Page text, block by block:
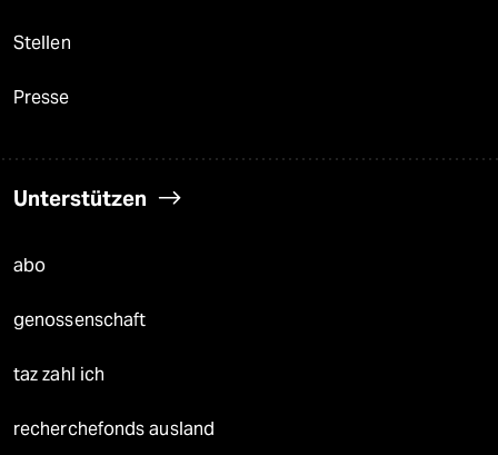
Stellen
Presse
Unterstützen
abo
genossenschaft
taz zahl ich
recherchefonds ausland